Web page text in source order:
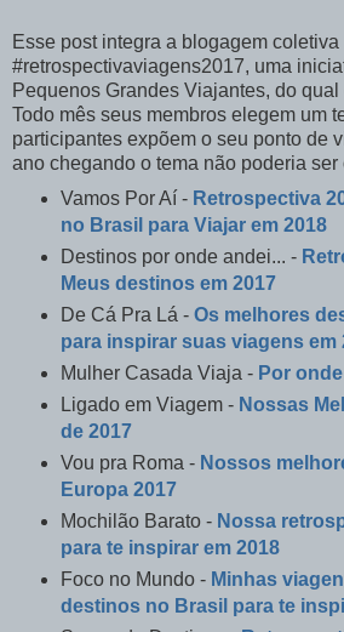
Esse post integra a blogagem coletiva
#retrospectivaviagens2017, uma
Pequenos Grandes Viajantes, do qual
Todo mês seus membros elegem um
participantes expõem o seu ponto de
ano chegando o tema não poderia
Vamos Por Aí - Retrospectiva
no Brasil para Viajar em 2018
Destinos por onde andei... -
Meus destinos em 2017
De Cá Pra Lá - Os melhores
para inspirar suas viagens em
Mulher Casada Viaja - Por
Ligado em Viagem - Nossas
de 2017
Vou pra Roma - Nossos
Europa 2017
Mochilão Barato - Nossa
para te inspirar em 2018
Foco no Mundo - Minhas
destinos no Brasil para te